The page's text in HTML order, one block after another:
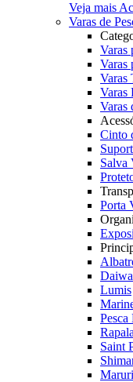
Veja mais
Varas de
Varas
Varas
Varas
Varas
Varas
Cinto
Salva
Porta
Daiwa
Lumis
Pesca
Rapala
Saint
Maruri